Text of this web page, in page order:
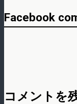
Facebook
コメントを